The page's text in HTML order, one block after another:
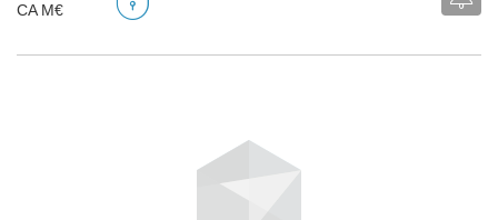
CA M€